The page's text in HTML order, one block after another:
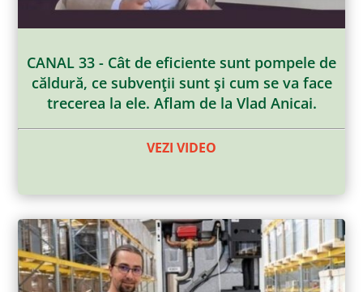
CANAL 33 - Cât de eficiente sunt pompele de
căldură, ce subvenţii sunt şi cum se va face
trecerea la ele. Aflam de la Vlad Anicai.
VEZI VIDEO